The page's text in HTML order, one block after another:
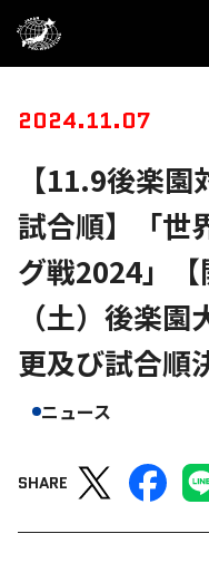
2024.11.07
【11.9後楽
試合順】「世
グ戦2024」
（土）後楽
更及び試合順
ニュース
SHARE